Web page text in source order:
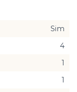
Sim
4
1
1